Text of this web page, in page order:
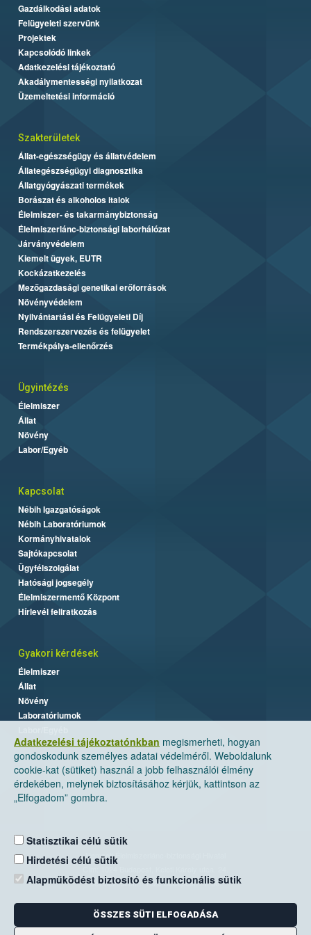
Adatkezelési tájékoztatónkban megismerheti, hogyan
gondoskodunk személyes adatai védelméről. Weboldalunk
cookie-kat (sütiket) használ a jobb felhasználói élmény
érdekében, melynek biztosításához kérjük, kattintson az
„Elfogadom” gombra.
Statisztikai célú sütik
Hirdetési célú sütik
Alapműködést biztosító és funkcionális sütik
ÖSSZES SÜTI ELFOGADÁSA
Gazdálkodási adatok
Felügyeleti szervünk
Projektek
Kapcsolódó linkek
Adatkezelési tájékoztató
Akadálymentességi nyilatkozat
Üzemeltetési információ
Szakterületek
Állat-egészségügy és állatvédelem
Állategészségügyi diagnosztika
Állatgyógyászati termékek
Borászat és alkoholos italok
Élelmiszer- és takarmánybiztonság
Élelmiszerlánc-biztonsági laborhálózat
Járványvédelem
Kiemelt ügyek, EUTR
Kockázatkezelés
Mezőgazdasági genetikai erőforrások
Növényvédelem
Nyilvántartási és Felügyeleti Díj
Rendszerszervezés és felügyelet
Termékpálya-ellenőrzés
Ügyintézés
Élelmiszer
Állat
Növény
Labor/Egyéb
Kapcsolat
Nébih Igazgatóságok
Nébih Laboratóriumok
Kormányhivatalok
Sajtókapcsolat
Ügyfélszolgálat
Hatósági jogsegély
Élelmiszermentő Központ
Hírlevél feliratkozás
Gyakori kérdések
Élelmiszer
Állat
Növény
Laboratóriumok
Nemzeti Élelmiszerlánc-biztonsági Hivatal
Levelezési cím: 1525 Budapest. Pf. 30.
E-mail:ugyfelszolgalat@nebih.gov.hu